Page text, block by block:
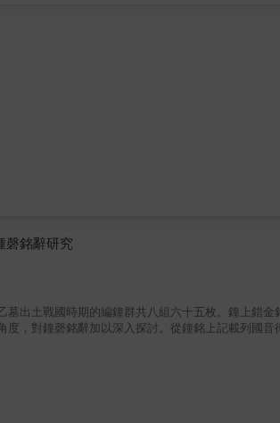
磬銘辭研究
墓出土戰國時期的編鐘群共八組六十五枚。鐘上錯
度，對鐘磬銘辭加以深入探討。從鐘銘上記載列國